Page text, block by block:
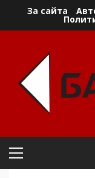
За сайта
Primary